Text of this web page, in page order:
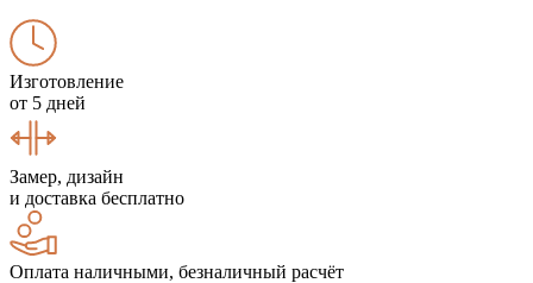
Изготовление
от 5 дней
Замер, дизайн
и доставка бесплатно
Оплата наличными, безналичный расчёт